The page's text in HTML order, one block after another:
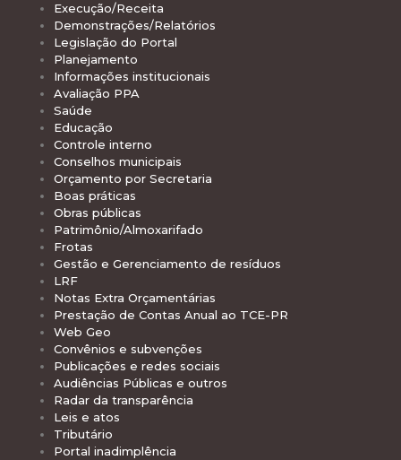
Execução/Receita
Demonstrações/Relatórios
Legislação do Portal
Planejamento
Informações institucionais
Avaliação PPA
Saúde
Educação
Controle interno
Conselhos municipais
Orçamento por Secretaria
Boas práticas
Obras públicas
Patrimônio/Almoxarifado
Frotas
Gestão e Gerenciamento de resíduos
LRF
Notas Extra Orçamentárias
Prestação de Contas Anual ao TCE-PR
Web Geo
Convênios e subvenções
Publicações e redes sociais
Audiências Públicas e outros
Radar da transparência
Leis e atos
Tributário
Portal inadimplência